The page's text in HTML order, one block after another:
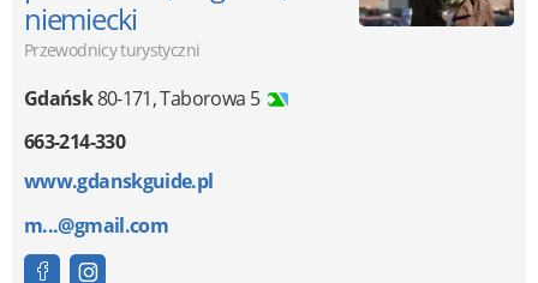
niemiecki
Przewodnicy turystyczni
Gdańsk80-171,Taborowa 5
663-214-330
www.gdanskguide.pl
m...@gmail.com